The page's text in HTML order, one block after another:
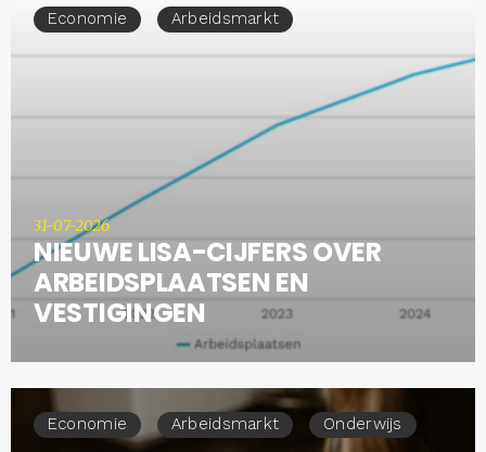
Economie Arbeidsmarkt
31-07-2026
NIEUWE LISA-CIJFERS OVER
ARBEIDSPLAATSEN EN
VESTIGINGEN
Economie Arbeidsmarkt Onderwijs